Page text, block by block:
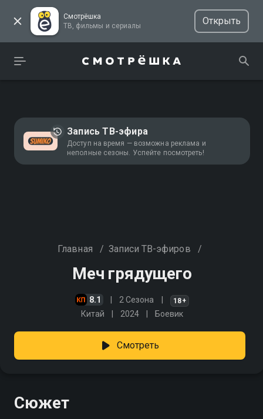
Смотрёшка
ТВ, фильмы и сериалы
Открыть
Запись ТВ-эфира
Доступ на время — возможна реклама и
неполные сезоны. Успейте посмотреть!
Главная / Записи ТВ-эфиров /
Меч грядущего
8.1 2 Сезона 18+
Китай 2024 Боевик
Смотреть
Сюжет